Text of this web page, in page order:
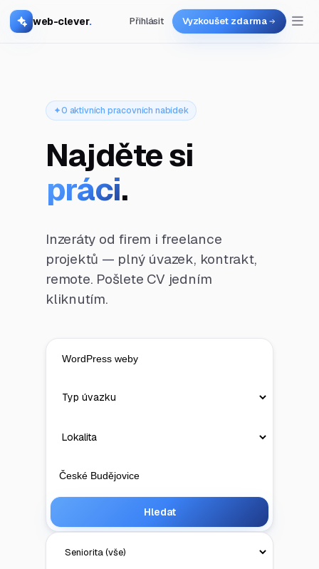
web-clever. Přihlásit Vyzkoušet zdarma
0 aktivních pracovních nabídek
Najděte si
práci.
Inzeráty od firem i freelance
projektů — plný úvazek, kontrakt,
remote. Pošlete CV jedním
kliknutím.
Hledat